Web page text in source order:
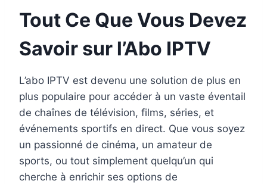
Tout Ce Que Vous Devez
Savoir sur l’Abo IPTV
L’abo IPTV est devenu une solution de plus en
plus populaire pour accéder à un vaste éventail
de chaînes de télévision, films, séries, et
événements sportifs en direct. Que vous soyez
un passionné de cinéma, un amateur de
sports, ou tout simplement quelqu’un qui
cherche à enrichir ses options de